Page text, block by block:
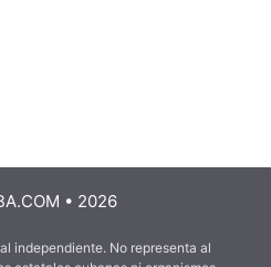
• 2026
independiente. No representa al